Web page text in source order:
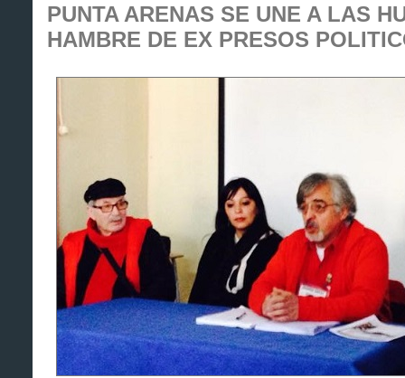
PUNTA ARENAS SE UNE A LAS
HAMBRE DE EX PRESOS